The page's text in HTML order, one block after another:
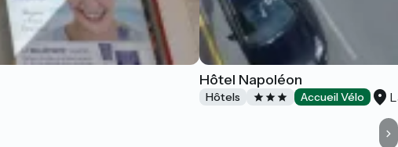
Hôtel Napoléon
Hôtels Accueil Vélo